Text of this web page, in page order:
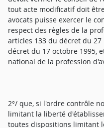
tout acte modificatif doit
avocats puisse exercer le
respect des règles de la
articles 133 du décret du
décret du 17 octobre 1995,
national de la profession
2°/ que, si l'ordre contrôle
limitant la liberté
toutes dispositions limitant